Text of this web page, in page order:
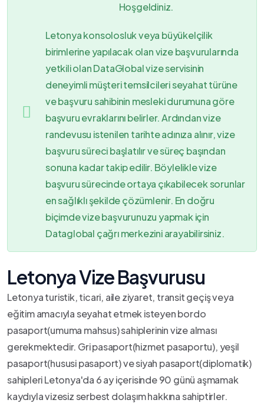
Hoşgeldiniz.
Letonya konsolosluk veya büyükelçilik
birimlerine yapılacak olan vize başvurularında
yetkili olan DataGlobal vize servisinin
deneyimli müşteri temsilcileri seyahat türüne
ve başvuru sahibinin mesleki durumuna göre
başvuru evraklarını belirler. Ardından vize
randevusu istenilen tarihte adınıza alınır, vize
başvuru süreci başlatılır ve süreç başından
sonuna kadar takip edilir. Böylelikle vize
başvuru sürecinde ortaya çıkabilecek sorunlar
en sağlıklı şekilde çözümlenir. En doğru
biçimde vize başvurunuzu yapmak için
Dataglobal çağrı merkezini arayabilirsiniz.
Letonya Vize Başvurusu
Letonya turistik, ticari, aile ziyaret, transit geçiş veya
eğitim amacıyla seyahat etmek isteyen bordo
pasaport(umuma mahsus) sahiplerinin vize alması
gerekmektedir. Gri pasaport(hizmet pasaportu), yeşil
pasaport(hususi pasaport) ve siyah pasaport(diplomatik)
sahipleri Letonya'da 6 ay içerisinde 90 günü aşmamak
kaydıyla vizesiz serbest dolaşım hakkına sahiptirler.